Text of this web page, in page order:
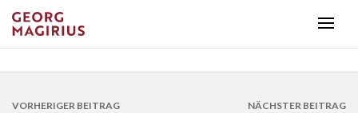
VORHERIGER BEITRAG NÄCHSTER BEITRAG